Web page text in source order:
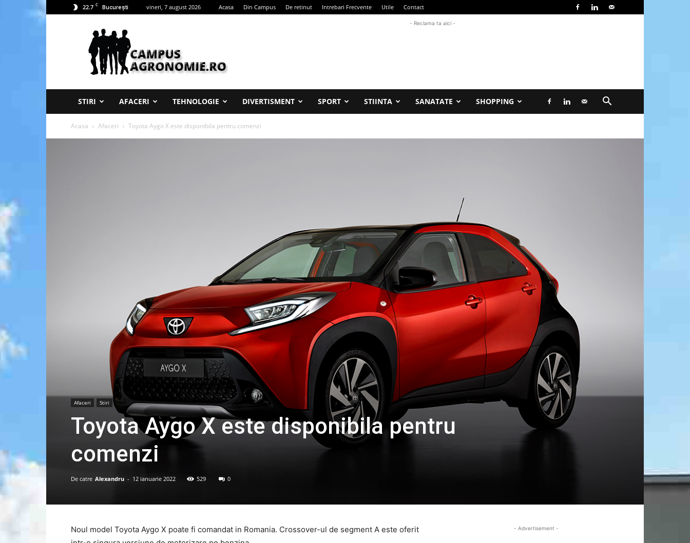
22.7 C București vineri, 7 august 2026 Acasa Din Campus De retinut Intrebari Frecvente Utile Contact
Campus
Agronomie
- Reclama ta aici -
STIRI AFACERI TEHNOLOGIE DIVERTISMENT SPORT STIINTA SANATATE SHOPPING
Acasa Afaceri Toyota Aygo X este disponibila pentru comenzi
Afaceri Stiri
Toyota Aygo X este disponibila pentru
comenzi
De catre Alexandru - 12 ianuarie 2022 529 0
Noul model Toyota Aygo X poate fi comandat in Romania. Crossover-ul de segment A este oferit
- Advertisement -